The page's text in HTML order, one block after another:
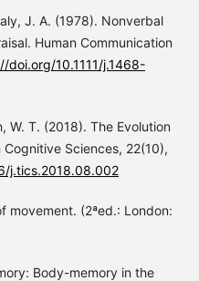
J. A. (1978). Nonverbal
Human Communication
doi.org/10.1111/j.1468-
W. T. (2018). The Evolution
Sciences, 22(10),
j.tics.2018.08.002
movement. (2ªed.: London:
Body-memory in the